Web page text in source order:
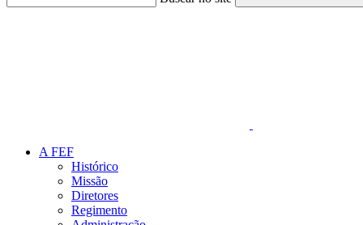
A FEF
Histórico
Missão
Diretores
Regimento